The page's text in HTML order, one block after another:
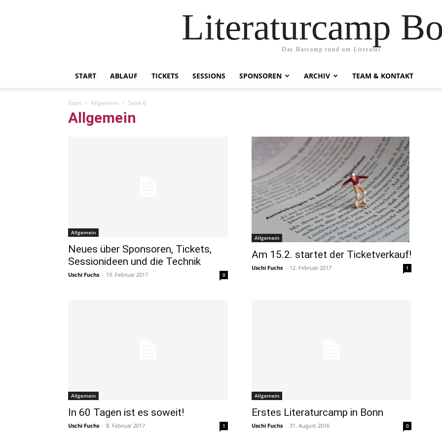
Literaturcamp
Das Barcamp rund um Literatur
START ABLAUF TICKETS SESSIONS SPONSOREN ARCHIV TEAM & KONTAKT
Start Allgemein Seite 6
Allgemein
Allgemein
Neues über Sponsoren, Tickets,
Sessionideen und die Technik
Uschi Fuchs - 19. Februar 2017 0
Allgemein
Am 15.2. startet der Ticketverkauf!
Uschi Fuchs - 12. Februar 2017 1
Allgemein
In 60 Tagen ist es soweit!
Uschi Fuchs - 8. Februar 2017 1
Allgemein
Erstes Literaturcamp in Bonn
Uschi Fuchs - 31. August 2016 0